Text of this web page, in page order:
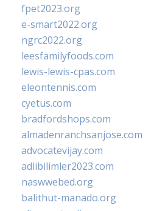
fpet2023.org
e-smart2022.org
ngrc2022.org
leesfamilyfoods.com
lewis-lewis-cpas.com
eleontennis.com
cyetus.com
bradfordshops.com
almadenranchsanjose.com
advocatevijay.com
adlibilimler2023.com
naswwebed.org
balithut-manado.org